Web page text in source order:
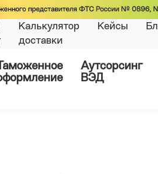
Калькулятор
доставки
Кейсы
Таможенное
Аутсорсинг
ВЭД